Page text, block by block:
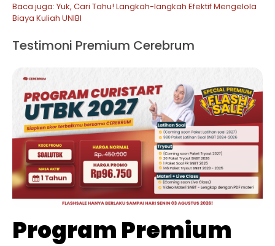
Baca juga: Yuk, Cari Tahu! Langkah-langkah Efektif Mengelola
Biaya Kuliah UNIBI
Testimoni Premium Cerebrum
Program Premium